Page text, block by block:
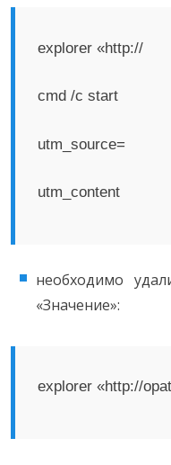
explorer «http://
cmd /c start
utm_source=
utm_content
необходимо
«Значение»:
explorer «http://